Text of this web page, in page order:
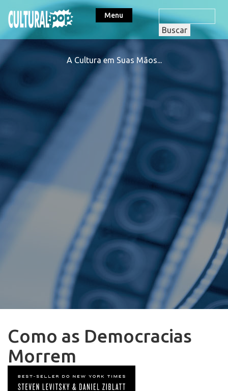
Menu
A Cultura em Suas Mãos...
Como as Democracias
Morrem